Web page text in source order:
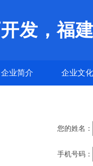
发，福
企业简介 企业文化
您的姓名：
手机号码：